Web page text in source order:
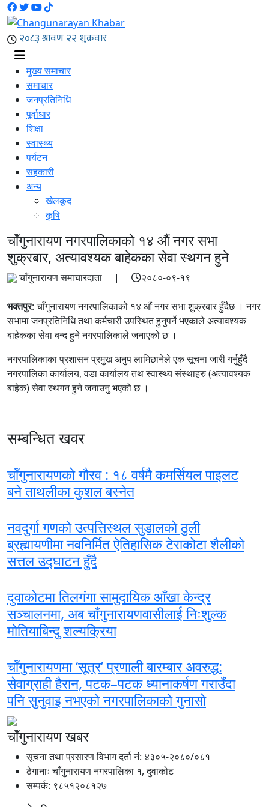
मुख्य समाचार
समाचार
जनप्रतिनिधि
पूर्वाधार
शिक्षा
स्वास्थ्य
पर्यटन
सहकारी
अन्य
खेलकूद
कृषि
चाँगुनारायण नगरपालिकाको १४ औं नगर सभा
शुक्रबार, अत्यावश्यक बाहेकका सेवा स्थगन हुने
चाँगुनारायण समाचारदाता | २०८०-०९-१९
भक्तपुर: चाँगुनारायण नगरपालिकाको १४ औं नगर सभा शुक्रबार हुँदैछ । नगर
सभामा जनप्रतिनिधि तथा कर्मचारी उपस्थित हुनुपर्ने भएकाले अत्यावश्यक
बाहेकका सेवा बन्द हुने नगरपालिकाले जनाएको छ ।
नगरपालिकाका प्रशासन प्रमुख अनुप लामिछानेले एक सूचना जारी गर्नुहुँदै
नगरपालिका कार्यालय, वडा कार्यालय तथ स्वास्थ्य संस्थाहरु (अत्यावश्यक
बाहेक) सेवा स्थगन हुने जनाउनु भएको छ ।
सम्बन्धित खवर
चाँगुनारायणको गौरव : १८ वर्षमै कमर्सियल पाइलट
बने ताथलीका कुशल बस्नेत
नवदुर्गा गणको उत्पत्तिस्थल सुडालको ठुली
ब्रह्मायणीमा नवनिर्मित ऐतिहासिक टेराकोटा शैलीको
सत्तल उद्घाटन हुँदै
दुवाकोटमा तिलगंगा सामुदायिक आँखा केन्द्र
सञ्चालनमा, अब चाँगुनारायणवासीलाई निःशुल्क
मोतियाबिन्दु शल्यक्रिया
चाँगुनारायणमा ‘सूत्र’ प्रणाली बारम्बार अवरुद्ध:
सेवाग्राही हैरान, पटक–पटक ध्यानाकर्षण गराउँदा
पनि सुनुवाइ नभएको नगरपालिकाको गुनासो
चाँगुनारायण खबर
सूचना तथा प्रसारण विभाग दर्ता नंं: ४३०५-२०८०/०८१
ठेगानाः चाँगुनारायण नगरपालिका १, दुवाकोट
सम्पर्क: ९८५१२०८१२७